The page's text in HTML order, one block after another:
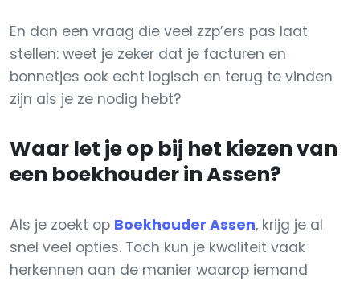
En dan een vraag die veel zzp’ers pas laat
stellen: weet je zeker dat je facturen en
bonnetjes ook echt logisch en terug te vinden
zijn als je ze nodig hebt?
Waar let je op bij het kiezen van
een boekhouder in Assen?
Als je zoekt op Boekhouder Assen, krijg je al
snel veel opties. Toch kun je kwaliteit vaak
herkennen aan de manier waarop iemand